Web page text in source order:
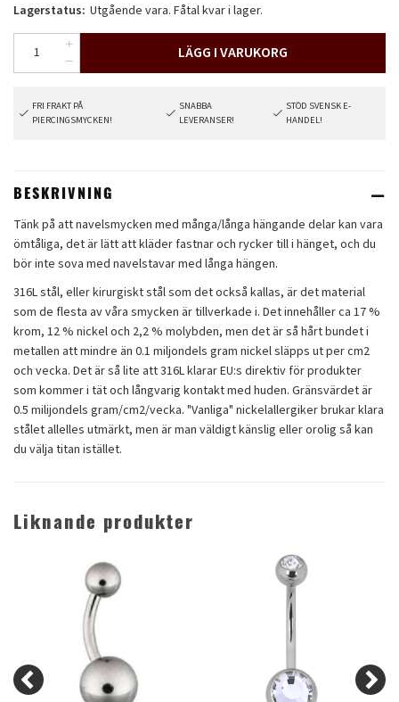
Lagerstatus: Utgående vara. Fåtal kvar i lager.
LÄGG I VARUKORG
FRI FRAKT PÅ
PIERCINGSMYCKEN!
SNABBA
LEVERANSER!
STÖD SVENSK E-
HANDEL!
BESKRIVNING
Tänk på att navelsmycken med många/långa hängande delar kan vara
ömtåliga, det är lätt att kläder fastnar och rycker till i hänget, och du
bör inte sova med navelstavar med långa hängen.
316L stål, eller kirurgiskt stål som det också kallas, är det material
som de flesta av våra smycken är tillverkade i. Det innehåller ca 17 %
krom, 12 % nickel och 2,2 % molybden, men det är så hårt bundet i
metallen att mindre än 0.1 miljondels gram nickel släpps ut per cm2
och vecka. Det är så lite att 316L klarar EU:s direktiv för produkter
som kommer i tät och långvarig kontakt med huden. Gränsvärdet är
0.5 milijondels gram/cm2/vecka. "Vanliga" nickelallergiker brukar klara
stålet allelles utmärkt, men är man väldigt känslig eller orolig så kan
du välja titan istället.
Liknande produkter